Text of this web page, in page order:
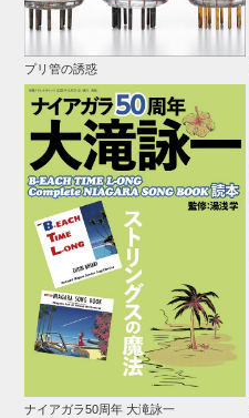
プリ管の誘惑
ナイアガラ50周年 大滝詠一